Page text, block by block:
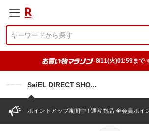
8/11(火)01:59まで
SaiEL DIRECT SHO
ポイントアップ期間中 ! 通常商品 全会員ポイ